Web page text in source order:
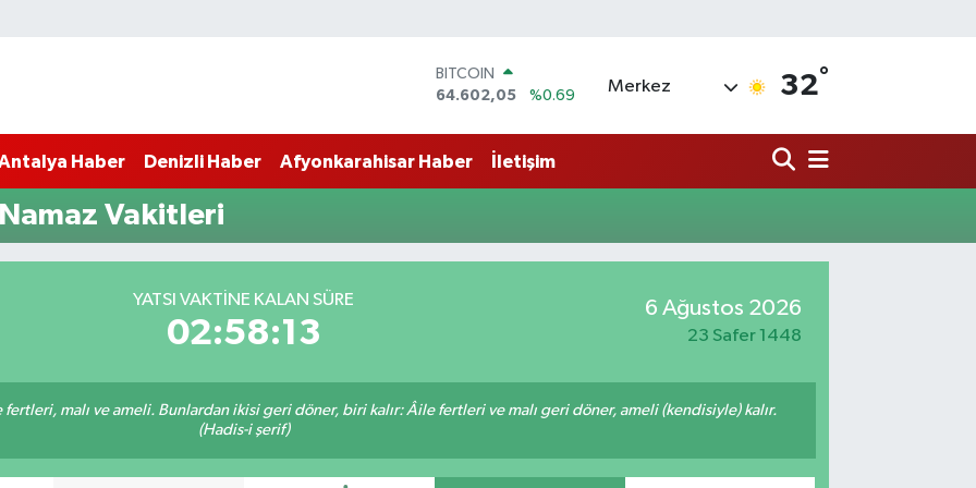
BITCOIN
64.602,05
%0.69
47,6006
%0.06
EURO
GRAM ALTIN
Merkez 32°
Haber Denizli Haber Afyonkarahisar Haber İletişim
Vakitleri
YATSI VAKTINE KALAN SÜRE
02:58:12
6 Ağustos 2026
23 Safer 1448
malı ve ameli. Bunlardan ikisi geri döner, biri kalır: Âile fertleri ve malı geri döner, ameli (kendisiyle) kalır.
(Hadis-i şerif)